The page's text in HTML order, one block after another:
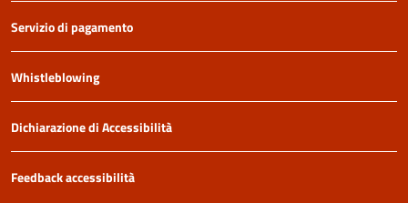
Servizio di pagamento
Whistleblowing
Dichiarazione di Accessibilità
Feedback accessibilità